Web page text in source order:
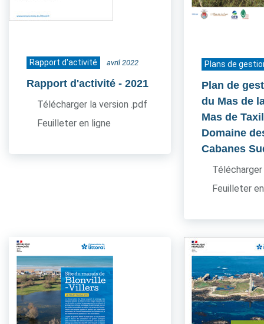
Rapport d'activité avril 2022
Rapport d'activité - 2021
Télécharger la version .pdf
Feuilleter en ligne
Plans de
Plan de
du Mas de
Mas de
Domaine
Cabanes
Feuilleter